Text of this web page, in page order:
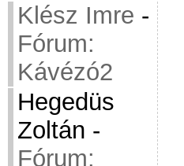
Klész Imre -
Fórum:
Kávézó2
Hegedüs
Zoltán -
Fórum: